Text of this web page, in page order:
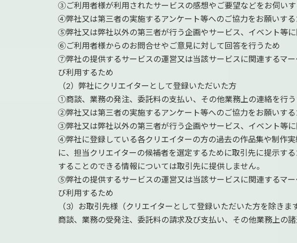
③ご利用者様が利用されたサービスの感想やご要望などをお伺いす
④弊社又は第三者の実施するアンケート等へのご協力をお願いする
⑤弊社又は弊社以外の第三者が行う企画やサービス、イベント等
⑥ご利用者様からのお問合せやご意見に対して回答を行うため
⑦弊社の提供するサービスの運営又は当該サービスに関連するマ
び利用するため
（2）弊社にクリエイターとして登録いただいた方
①商談、業務の発注、委託料の支払い、その他業務上の連絡を行う
②弊社又は第三者の実施するアンケート等へのご協力をお願いする
③弊社又は弊社以外の第三者が行う企画やサービス、イベント等
④弊社に登録している各クリエイターの方の過去の作品集や制作
に、担当クリエイターの候補者を選定するために取引先に提示す
することのできる情報については取引先に提供しません。
⑤弊社の提供するサービスの運営又は当該サービスに関連するマ
び利用するため
（3）お取引先様（クリエイターとして登録いただいた方を除きま
商談、業務の受発注、委託料の請求及び支払い、その他業務上の